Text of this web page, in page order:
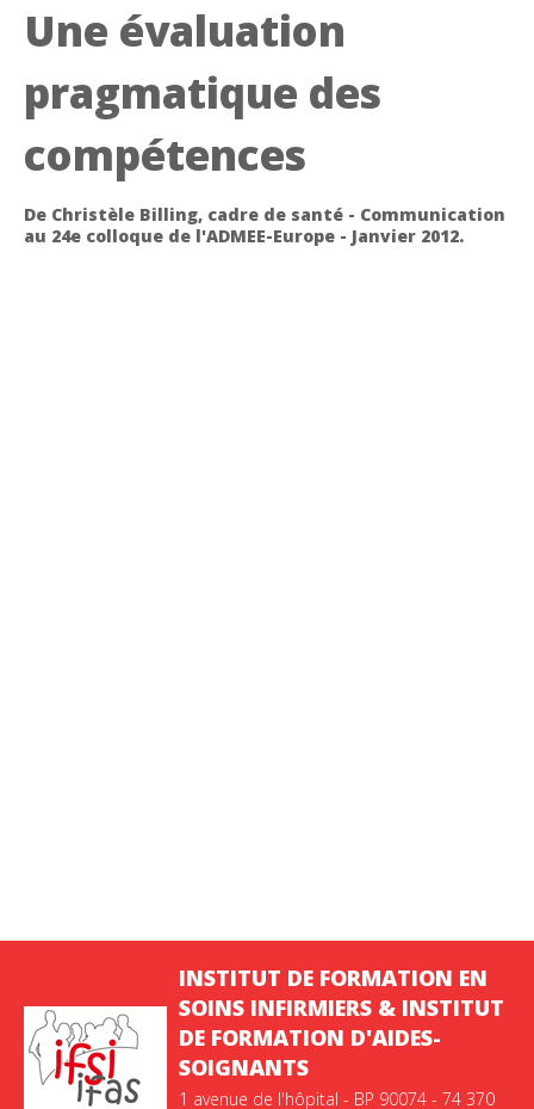
Une évaluation
pragmatique des
compétences
De Christèle Billing, cadre de santé - Communication
au 24e colloque de l'ADMEE-Europe - Janvier 2012.
INSTITUT DE FORMATION EN
SOINS INFIRMIERS & INSTITUT
DE FORMATION D'AIDES-
SOIGNANTS
1 avenue de l'hôpital - BP 90074 - 74 370